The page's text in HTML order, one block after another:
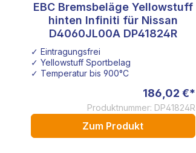
EBC Bremsbeläge Yellowstuff
hinten Infiniti für Nissan
D4060JL00A DP41824R
✓ Eintragungsfrei
✓ Yellowstuff Sportbelag
✓ Temperatur bis 900°C
186,02 €*
Produktnummer: DP41824R
Zum Produkt